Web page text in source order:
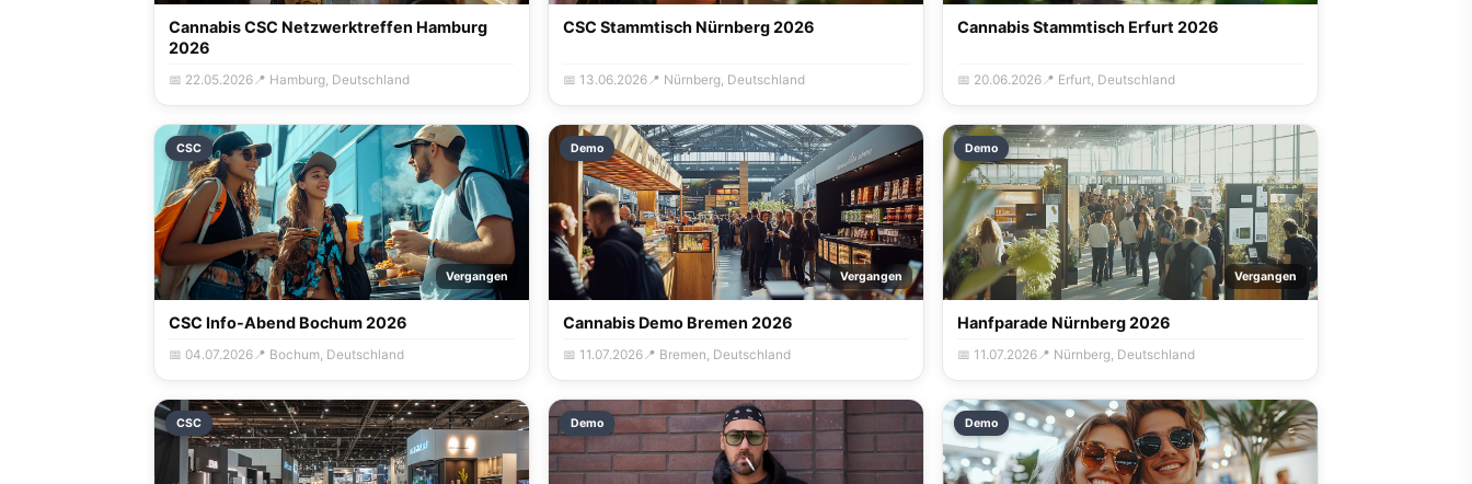
Cannabis CSC Netzwerktreffen Hamburg
2026
📅 22.05.2026📍 Hamburg, Deutschland
CSC Stammtisch Nürnberg 2026
📅 13.06.2026📍 Nürnberg, Deutschland
Cannabis Stammtisch Erfurt 2026
📅 20.06.2026📍 Erfurt, Deutschland
CSC
Vergangen
CSC Info-Abend Bochum 2026
📅 04.07.2026📍 Bochum, Deutschland
Demo
Vergangen
Cannabis Demo Bremen 2026
📅 11.07.2026📍 Bremen, Deutschland
Demo
Vergangen
Hanfparade Nürnberg 2026
📅 11.07.2026📍 Nürnberg, Deutschland
CSC Demo Demo